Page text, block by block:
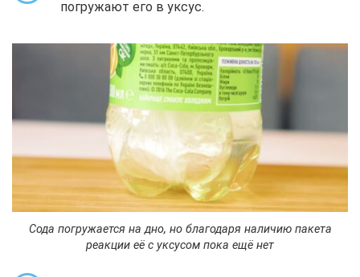
погружают его в уксус.
Сода погружается на дно, но благодаря наличию пакета
реакции её с уксусом пока ещё нет